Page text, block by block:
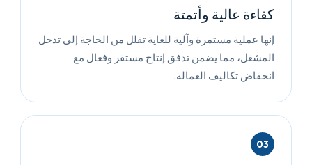
كفاءة عالية وأتمتة
إنها عملية مستمرة وآلية للغاية تقلل من الحاجة إلى تدخل
المشغل، مما يضمن تدفق إنتاج مستقر وفعال مع
انخفاض تكاليف العمالة.
03